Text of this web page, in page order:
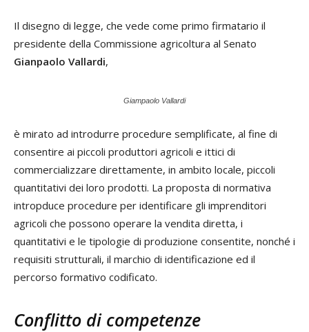
Il disegno di legge, che vede come primo firmatario il
presidente della Commissione agricoltura al Senato
Gianpaolo Vallardi,
Giampaolo Vallardi
è mirato ad introdurre procedure semplificate, al fine di
consentire ai piccoli produttori agricoli e ittici di
commercializzare direttamente, in ambito locale, piccoli
quantitativi dei loro prodotti. La proposta di normativa
intropduce procedure per identificare gli imprenditori
agricoli che possono operare la vendita diretta, i
quantitativi e le tipologie di produzione consentite, nonché i
requisiti strutturali, il marchio di identificazione ed il
percorso formativo codificato.
Conflitto di competenze